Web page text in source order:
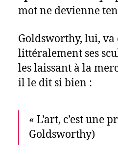
mot ne devienne
Goldsworthy, lui,
littéralement ses
les laissant à la
il le dit si bien :
« L’art, c’est une
Goldsworthy)